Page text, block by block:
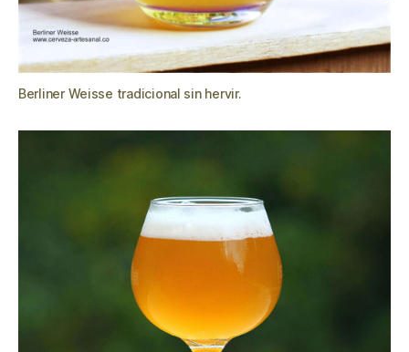
Berliner Weisse tradicional sin hervir.